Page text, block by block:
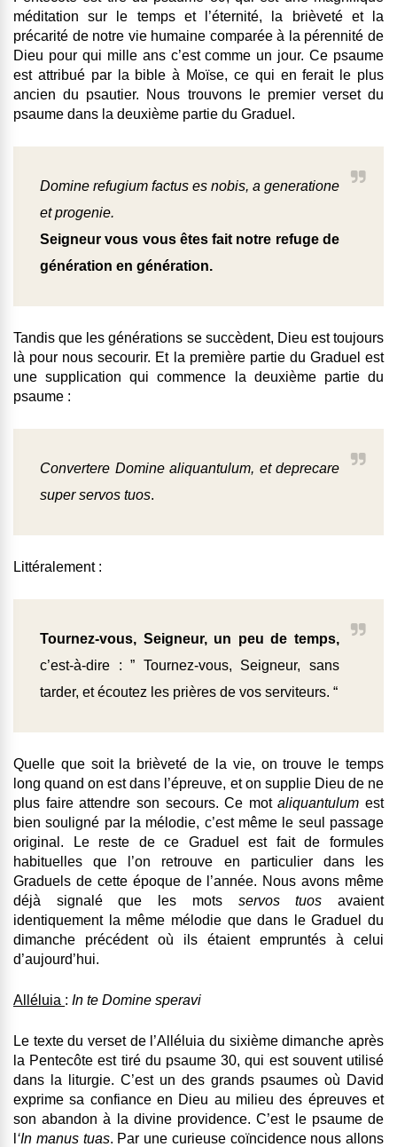
méditation sur le temps et l’éternité, la brièveté et la
précarité de notre vie humaine comparée à la pérennité de
Dieu pour qui mille ans c’est comme un jour. Ce psaume
est attribué par la bible à Moïse, ce qui en ferait le plus
ancien du psautier. Nous trouvons le premier verset du
psaume dans la deuxième partie du Graduel.
Domine refugium factus es nobis, a generatione
et progenie.
Seigneur vous vous êtes fait notre refuge de
génération en génération.
Tandis que les générations se succèdent, Dieu est toujours
là pour nous secourir. Et la première partie du Graduel est
une supplication qui commence la deuxième partie du
psaume :
Convertere Domine aliquantulum, et deprecare
super servos tuos.
Littéralement :
Tournez-vous, Seigneur, un peu de temps,
c’est-à-dire : ” Tournez-vous, Seigneur, sans
tarder, et écoutez les prières de vos serviteurs. “
Quelle que soit la brièveté de la vie, on trouve le temps
long quand on est dans l’épreuve, et on supplie Dieu de ne
plus faire attendre son secours. Ce motaliquantulum est
bien souligné par la mélodie, c’est même le seul passage
original. Le reste de ce Graduel est fait de formules
habituelles que l’on retrouve en particulier dans les
Graduels de cette époque de l’année. Nous avons même
déjà signalé que les mots servos tuos avaient
identiquement la même mélodie que dans le Graduel du
dimanche précédent où ils étaient empruntés à celui
d’aujourd’hui.
Alléluia : In te Domine speravi
Le texte du verset de l’Alléluia du sixième dimanche après
la Pentecôte est tiré du psaume 30, qui est souvent utilisé
dans la liturgie. C’est un des grands psaumes où David
exprime sa confiance en Dieu au milieu des épreuves et
son abandon à la divine providence. C’est le psaume de
‘In manus tuas. Par une curieuse coïncidence nous allons